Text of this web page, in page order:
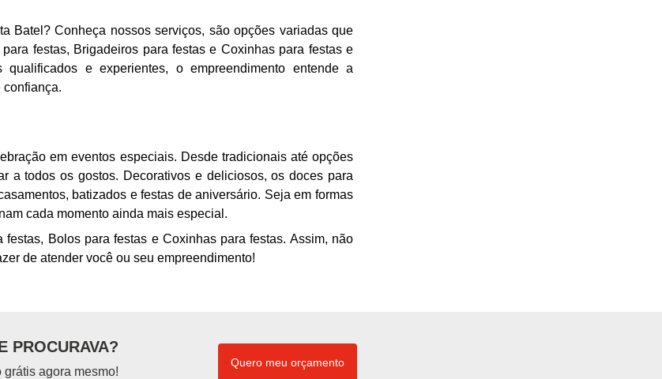
Batel? Conheça nossos serviços, são opções variadas que
festas, Brigadeiros para festas e Coxinhas para festas e
e experientes, o empreendimento entende a
confiança.
em eventos especiais. Desde tradicionais até opções
a todos os gostos. Decorativos e deliciosos, os doces para
batizados e festas de aniversário. Seja em formas
cada momento ainda mais especial.
Bolos para festas e Coxinhas para festas. Assim, não
de atender você ou seu empreendimento!
PROCURAVA?
grátis agora mesmo!
Quero meu orçamento